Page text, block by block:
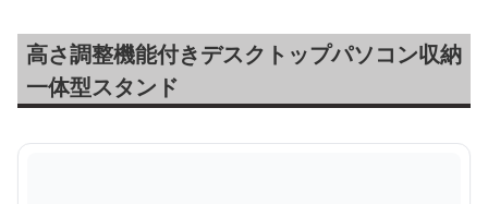
高さ調整機能付きデスクトップパソコン収納
一体型スタンド